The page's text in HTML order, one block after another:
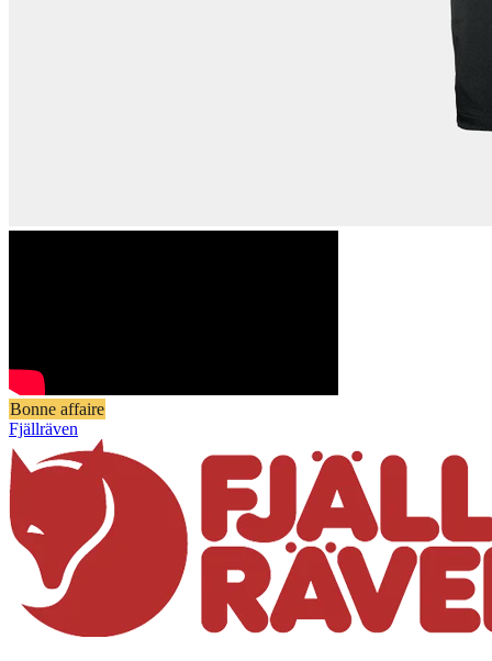
Bonne affaire
Fjällräven